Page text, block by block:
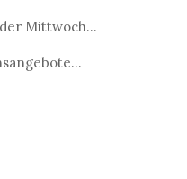
Mittwoch...